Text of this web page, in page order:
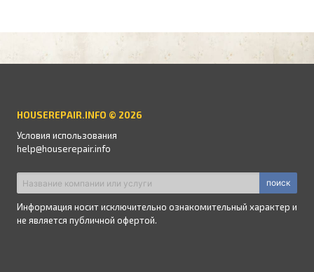
HOUSEREPAIR.INFO © 2026
Условия использования
help@houserepair.info
поиск
Информация носит исключительно ознакомительный характер и
не является публичной офертой.